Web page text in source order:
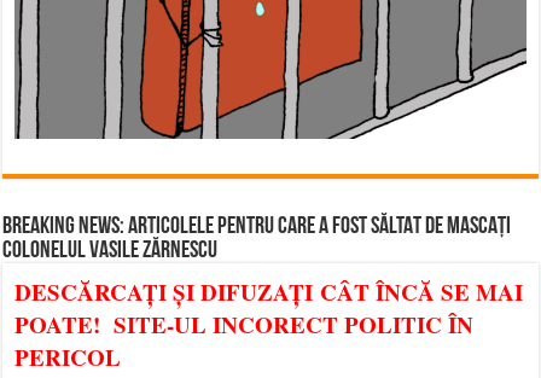
BREAKING NEWS: ARTICOLELE PENTRU CARE A FOST SĂLTAT DE MASCAȚI
COLONELUL VASILE ZĂRNESCU
DESCĂRCAȚI ȘI DIFUZAȚI CÂT ÎNCĂ SE MAI
POATE! SITE-UL INCORECT POLITIC ÎN
PERICOL